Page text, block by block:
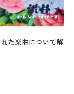
た楽曲について解